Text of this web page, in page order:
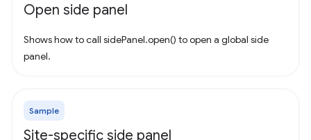
Open side panel
Shows how to call sidePanel.open() to open a global side
panel.
Sample
Site-specific side panel